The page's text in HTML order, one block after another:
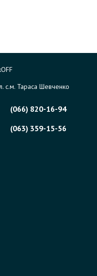
с.м. Тараса Шевченко
(066) 820-16-94
(063) 359-15-56